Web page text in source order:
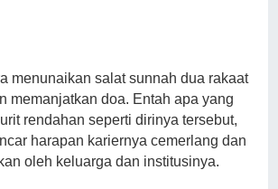
menunaikan salat sunnah dua rakaat
memanjatkan doa. Entah apa yang
rendahan seperti dirinya tersebut,
harapan kariernya cemerlang dan
oleh keluarga dan institusinya.